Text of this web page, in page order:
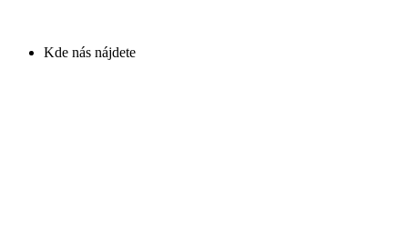
Kde nás nájdete